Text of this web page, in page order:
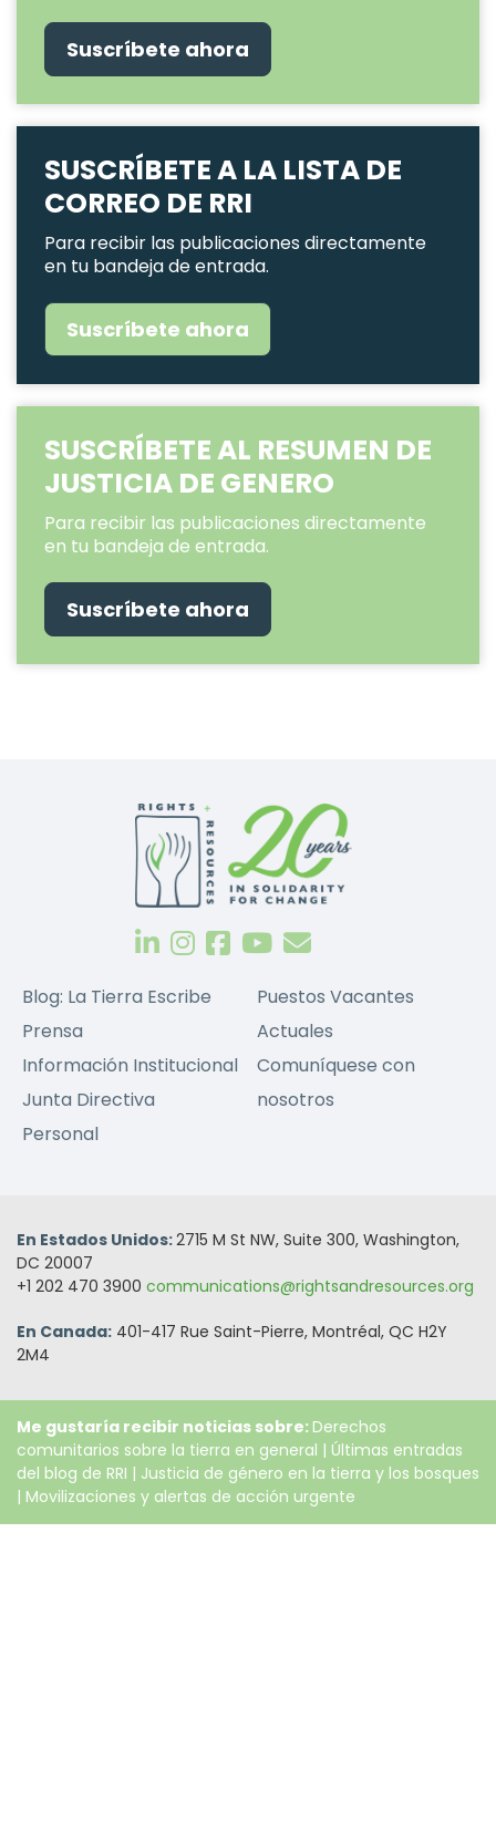
Suscríbete ahora
SUSCRÍBETE A LA LISTA DE
CORREO DE RRI
Para recibir las publicaciones directamente
en tu bandeja de entrada.
Suscríbete ahora
SUSCRÍBETE AL RESUMEN DE
JUSTICIA DE GENERO
Para recibir las publicaciones directamente
en tu bandeja de entrada.
Suscríbete ahora
Blog: La Tierra Escribe
Prensa
Información Institucional
Junta Directiva
Personal
Puestos Vacantes
Actuales
Comuníquese con
nosotros
En Estados Unidos:2715 M St NW, Suite 300, Washington,
DC 20007
+1 202 470 3900 communications@rightsandresources.org
En Canada: 401-417 Rue Saint-Pierre, Montréal, QC H2Y
2M4
Me gustaría recibir noticias sobre:Derechos
comunitarios sobre la tierra en general | Últimas entradas
del blog de RRI | Justicia de género en la tierra y los bosques
| Movilizaciones y alertas de acción urgente